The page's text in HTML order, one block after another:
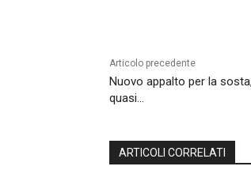
Articolo precedente
Nuovo appalto per la
quasi…
ARTICOLI CORRELATI